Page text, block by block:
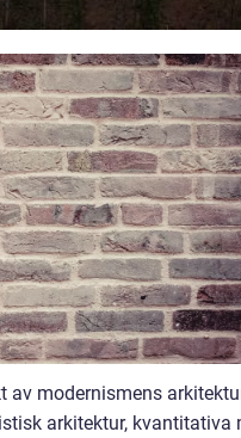
modernismens
arkitektur,